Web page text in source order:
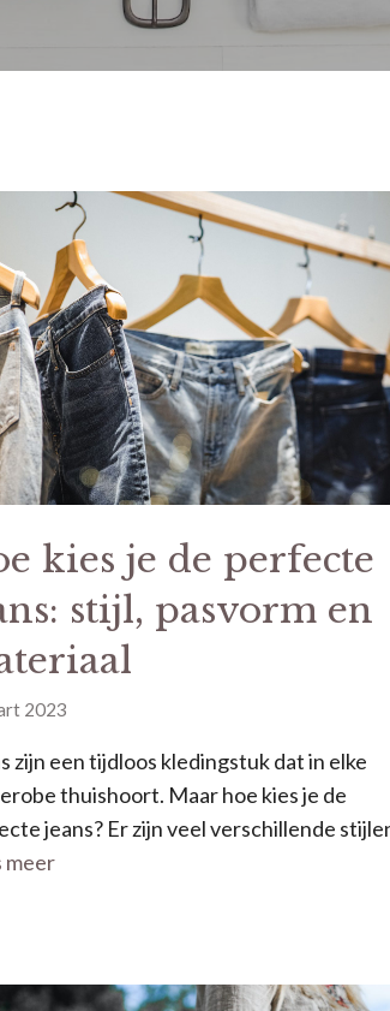
kies je de perfecte
stijl, pasvorm en
2023
zijn een tijdloos kledingstuk dat in elke
thuishoort. Maar hoe kies je de
jeans? Er zijn veel verschillende
meer